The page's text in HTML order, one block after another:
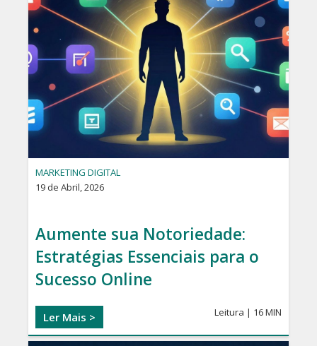
MARKETING DIGITAL
19 de Abril, 2026
Aumente sua Notoriedade:
Estratégias Essenciais para o
Sucesso Online
Ler Mais > Leitura | 16 MIN